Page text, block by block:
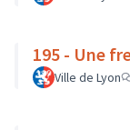
195 - Une
Ville de Lyon